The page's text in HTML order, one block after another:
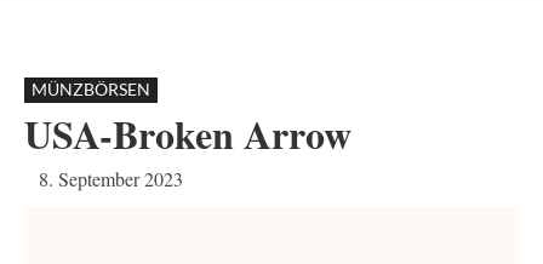
MÜNZBÖRSEN
USA-Broken Arrow
8. September 2023